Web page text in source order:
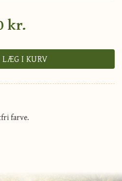
kr.
LÆG I KURV
farve.